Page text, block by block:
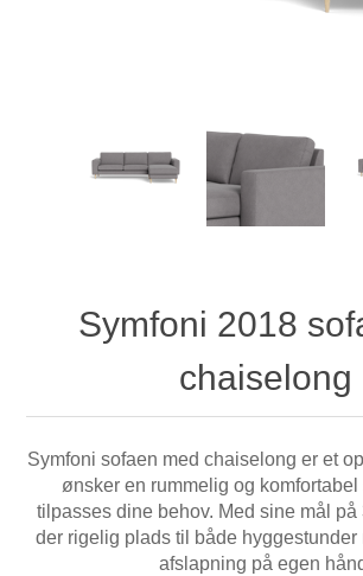
Symfoni 2018
chaiselong
Symfoni sofaen med chaiselong er et
ønsker en rummelig og komfortabel
tilpasses dine behov. Med sine mål på
der rigelig plads til både hyggestunder
afslapning på egen